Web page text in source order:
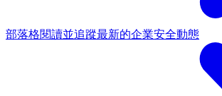
部落格閱讀並追蹤最新的企業安全動態